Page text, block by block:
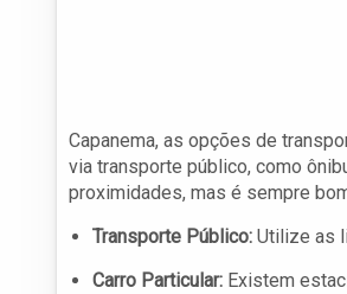
Capanema, as opções de
via transporte público, como
proximidades, mas é sempre
Transporte Público: Utilize as
Carro Particular: Existem